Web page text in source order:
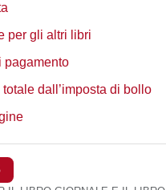
per gli altri libri
pagamento
dall’imposta di bollo